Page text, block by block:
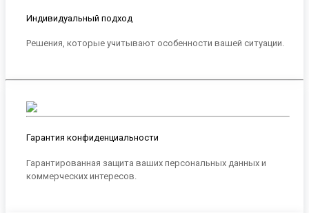
Индивидуальный подход
Решения, которые учитывают особенности вашей ситуации.
Гарантия конфиденциальности
Гарантированная защита ваших персональных данных и
коммерческих интересов.